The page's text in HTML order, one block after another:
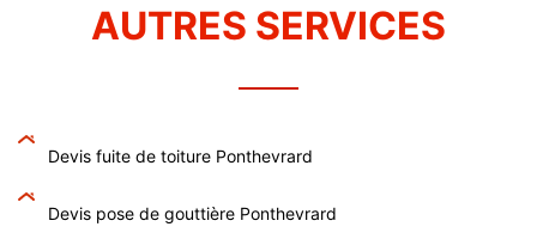
AUTRES SERVICES
Devis fuite de toiture Ponthevrard
Devis pose de gouttière Ponthevrard